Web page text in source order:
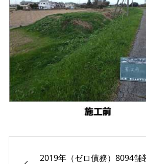
2019年（ゼロ債務）8094舗